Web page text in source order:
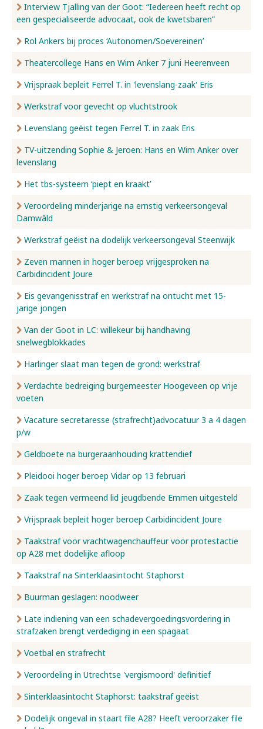
Interview Tjalling van der Goot: “Iedereen heeft recht op
een gespecialiseerde advocaat, ook de kwetsbaren”
Rol Ankers bij proces ‘Autonomen/Soevereinen’
Theatercollege Hans en Wim Anker 7 juni Heerenveen
Vrijspraak bepleit Ferrel T. in 'levenslang-zaak' Eris
Werkstraf voor gevecht op vluchtstrook
Levenslang geëist tegen Ferrel T. in zaak Eris
TV-uitzending Sophie & Jeroen: Hans en Wim Anker over
levenslang
Het tbs-systeem ‘piept en kraakt’
Veroordeling minderjarige na ernstig verkeersongeval
Damwâld
Werkstraf geëist na dodelijk verkeersongeval Steenwijk
Zeven mannen in hoger beroep vrijgesproken na
Carbidincident Joure
Eis gevangenisstraf en werkstraf na ontucht met 15-
jarige jongen
Van der Goot in LC: willekeur bij handhaving
snelwegblokkades
Harlinger slaat man tegen de grond: werkstraf
Verdachte bedreiging burgemeester Hoogeveen op vrije
voeten
Vacature secretaresse (strafrecht)advocatuur 3 a 4 dagen
p/w
Geldboete na burgeraanhouding krattendief
Pleidooi hoger beroep Vidar op 13 februari
Zaak tegen vermeend lid jeugdbende Emmen uitgesteld
Vrijspraak bepleit hoger beroep Carbidincident Joure
Taakstraf voor vrachtwagenchauffeur voor protestactie
op A28 met dodelijke afloop
Taakstraf na Sinterklaasintocht Staphorst
Buurman geslagen: noodweer
Late indiening van een schadevergoedingsvordering in
strafzaken brengt verdediging in een spagaat
Voetbal en strafrecht
Veroordeling in Utrechtse 'vergismoord' definitief
Sinterklaasintocht Staphorst: taakstraf geëist
Dodelijk ongeval in staart file A28? Heeft veroorzaker file